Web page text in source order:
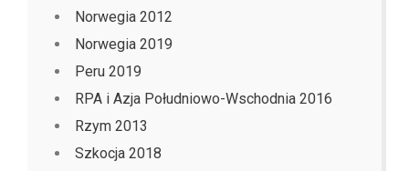
Norwegia 2012
Norwegia 2019
Peru 2019
RPA i Azja Południowo-Wschodnia 2016
Rzym 2013
Szkocja 2018